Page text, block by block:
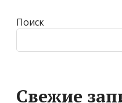
Поиск
Свежие